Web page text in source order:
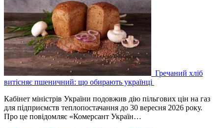
Гречаний хліб
витісняє пшеничний: що обирають українці
Кабінет міністрів України подовжив дію пільгових цін на газ
для підприємств теплопостачання до 30 вересня 2026 року.
Про це повідомляє «Комерсант Україн…